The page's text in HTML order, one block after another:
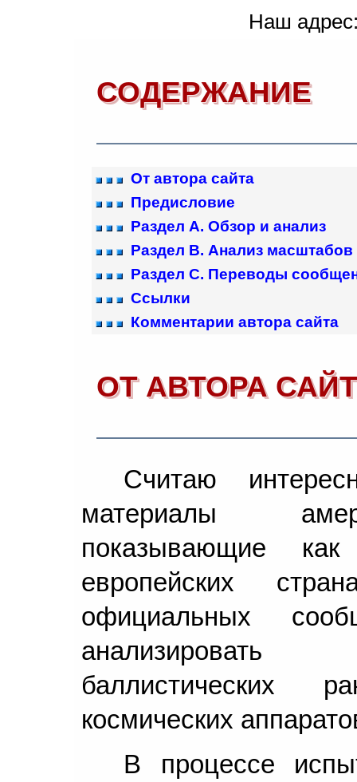
Наш
СОДЕРЖАНИЕ
От автора сайта
Предисловие
Раздел A. Обзор и анализ
Раздел B. Анализ
Раздел C. Переводы
Ссылки
Комментарии автора сайта
ОТ АВТОРА
Считаю
материалы
показывающие
европейских
официальных
анализировать
баллистических
космических
В процессе